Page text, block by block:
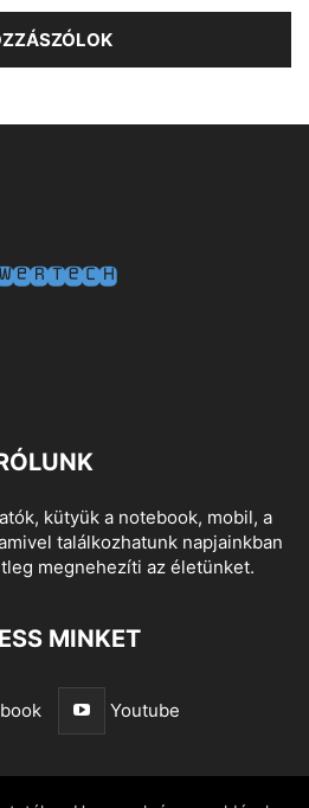
kütyük a notebook, mobil, a
találkozhatunk napjainkban
megnehezíti az életünket.
MINKET
Youtube